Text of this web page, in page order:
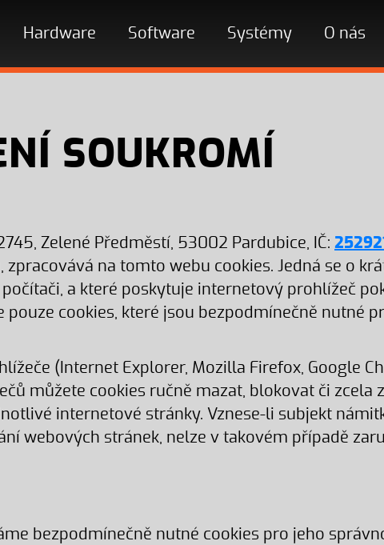
Hardware Software Systémy O nás
SOUKROMÍ
2745, Zelené Předměstí, 53002 Pardubice, IČ:
zpracovává na tomto webu cookies. Jedná se o
a které poskytuje internetový prohlížeč
pouze cookies, které jsou bezpodmínečně nutné
(Internet Explorer, Mozilla Firefox, Google
můžete cookies ručně mazat, blokovat či zcela
internetové stránky. Vznese-li subjekt
webových stránek, nelze v takovém případě
bezpodmínečně nutné cookies pro jeho